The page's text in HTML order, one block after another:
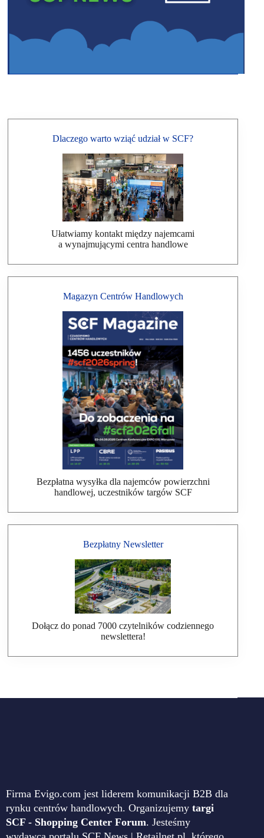
Dlaczego warto wziąć udział w SCF?
Ułatwiamy kontakt między najemcami
a wynajmującymi centra handlowe
Magazyn Centrów Handlowych
Bezpłatna wysyłka dla najemców powierzchni
handlowej, uczestników targów SCF
Bezpłatny Newsletter
Dołącz do ponad 7000 czytelników codziennego
newslettera!
Firma Evigo.com jest liderem komunikacji B2B dla
rynku centrów handlowych. Organizujemy targi
SCF - Shopping Center Forum. Jesteśmy